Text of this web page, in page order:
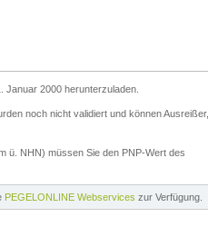
Januar 2000 herunterzuladen.
noch nicht validiert und können Ausreißer,
ü. NHN) müssen Sie den PNP-Wert des
PEGELONLINE Webservices zur Verfügung.